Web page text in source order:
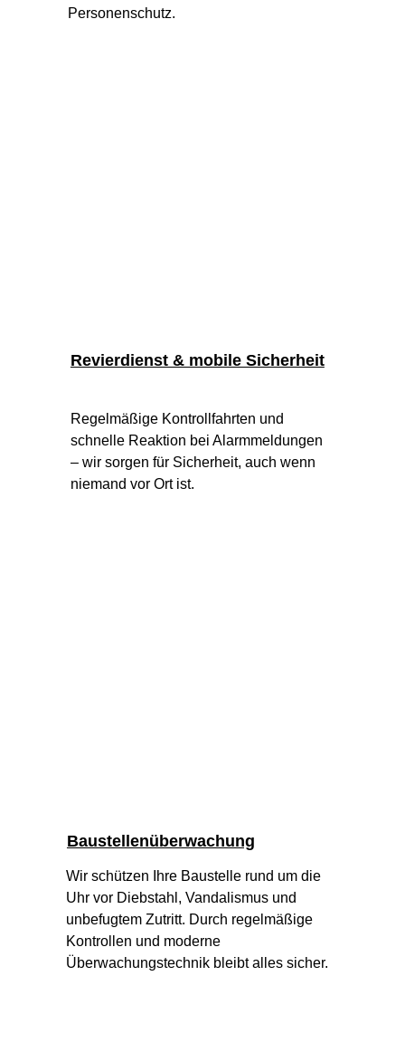
Personenschutz.
Regelmäßige Kontrollfahrten und
schnelle Reaktion bei Alarmmeldungen
– wir sorgen für Sicherheit, auch wenn
niemand vor Ort ist.
Revierdienst & mobile Sicherheit
Baustellenüberwachung
Wir schützen Ihre Baustelle rund um die
Uhr vor Diebstahl, Vandalismus und
unbefugtem Zutritt. Durch regelmäßige
Kontrollen und moderne
Überwachungstechnik bleibt alles sicher.